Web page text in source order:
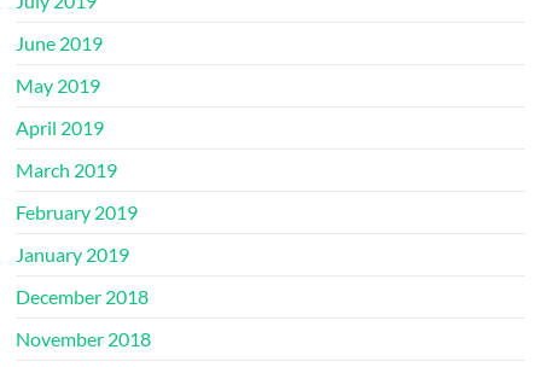
June 2019
May 2019
April 2019
March 2019
February 2019
January 2019
December 2018
November 2018